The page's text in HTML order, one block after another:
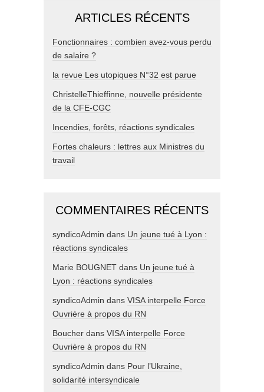
ARTICLES RÉCENTS
Fonctionnaires : combien avez-vous perdu
de salaire ?
la revue Les utopiques N°32 est parue
ChristelleThieffinne, nouvelle présidente
de la CFE-CGC
Incendies, forêts, réactions syndicales
Fortes chaleurs : lettres aux Ministres du
travail
COMMENTAIRES RÉCENTS
syndicoAdmin dans Un jeune tué à Lyon :
réactions syndicales
Marie BOUGNET dans Un jeune tué à
Lyon : réactions syndicales
syndicoAdmin dans VISA interpelle Force
Ouvrière à propos du RN
Boucher dans VISA interpelle Force
Ouvrière à propos du RN
syndicoAdmin dans Pour l’Ukraine,
solidarité intersyndicale